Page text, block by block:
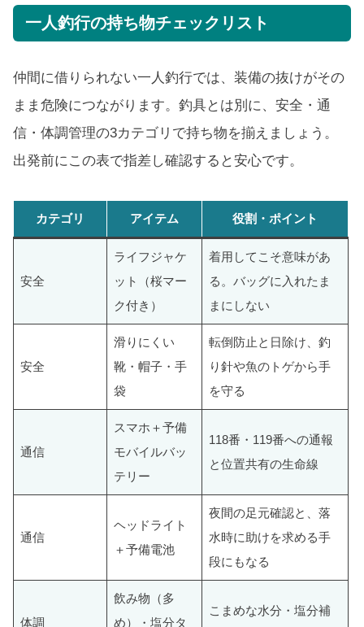
一人釣行の持ち物チェックリスト
仲間に借りられない一人釣行では、装備の抜けがその
まま危険につながります。釣具とは別に、安全・通
信・体調管理の3カテゴリで持ち物を揃えましょう。
出発前にこの表で指差し確認すると安心です。
カテゴリ アイテム 役割・ポイント
安全
ライフジャケ
ット（桜マー
ク付き）
着用してこそ意味があ
る。バッグに入れたま
まにしない
安全
滑りにくい
靴・帽子・手
袋
転倒防止と日除け、釣
り針や魚のトゲから手
を守る
通信
スマホ＋予備
モバイルバッ
テリー
118番・119番への通報
と位置共有の生命線
通信
ヘッドライト
＋予備電池
夜間の足元確認と、落
水時に助けを求める手
段にもなる
体調
飲み物（多
め）・塩分タ
こまめな水分・塩分補